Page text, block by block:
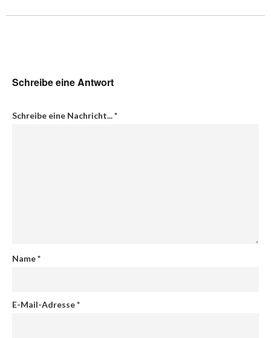
Schreibe eine Antwort
Schreibe eine Nachricht...*
Name*
E-Mail-Adresse*